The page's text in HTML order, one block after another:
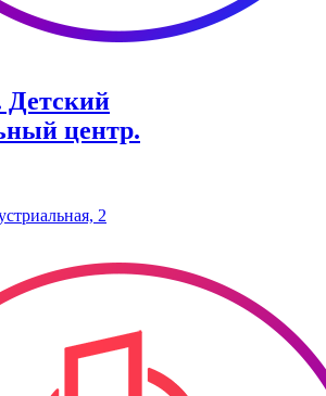
​Детский
центр.
2